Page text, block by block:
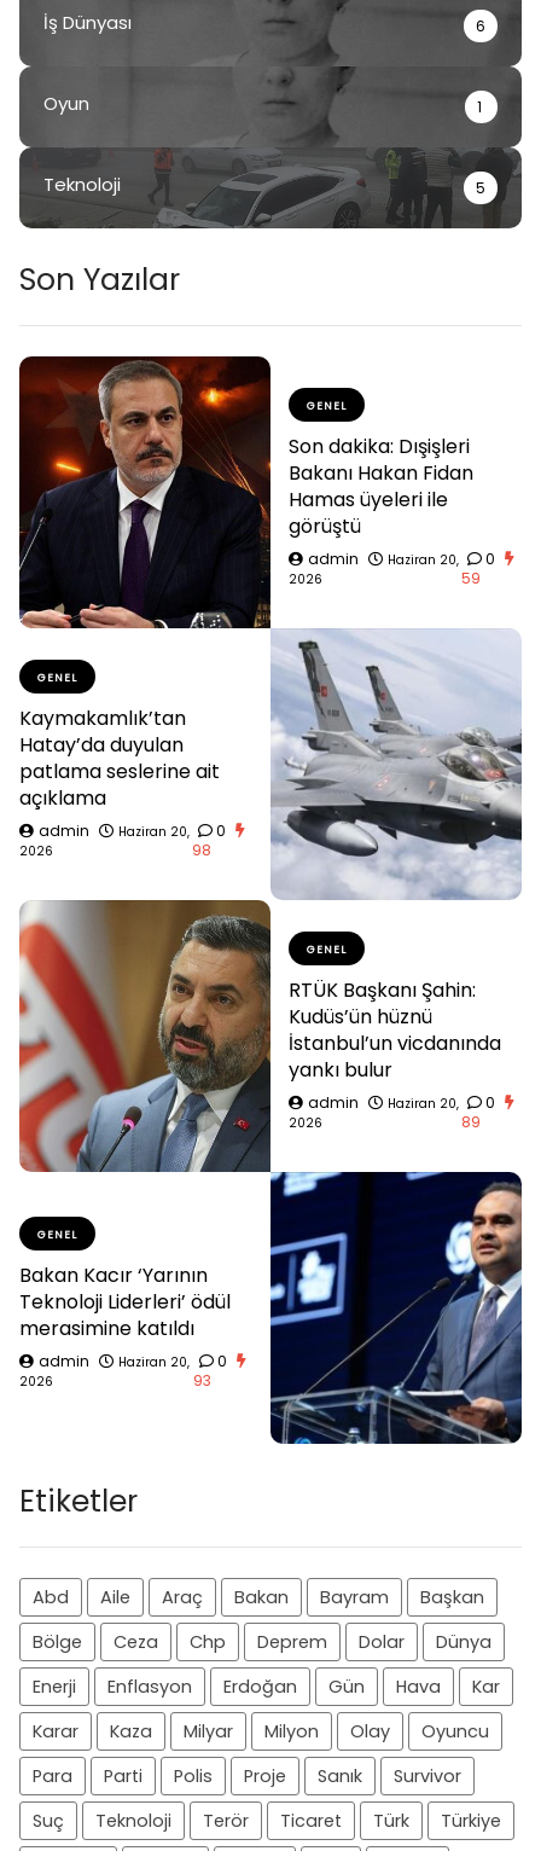
İş Dünyası 6
Oyun 1
Teknoloji 5
Son Yazılar
GENEL
Son dakika: Dışişleri
Bakanı Hakan Fidan
Hamas üyeleri ile
görüştü
admin
Haziran 20,
2026
0
59
GENEL
Kaymakamlık’tan
Hatay’da duyulan
patlama seslerine ait
açıklama
admin
Haziran 20,
2026
0
98
GENEL
RTÜK Başkanı Şahin:
Kudüs’ün hüznü
İstanbul’un vicdanında
yankı bulur
admin
Haziran 20,
2026
0
89
GENEL
Bakan Kacır ‘Yarının
Teknoloji Liderleri’ ödül
merasimine katıldı
admin
Haziran 20,
2026
0
93
Etiketler
Abd Aile Araç Bakan Bayram
Başkan
Bölge
Ceza Chp Deprem Dolar
Dünya
Enerji
Enflasyon Erdoğan Gün Hava
Kar
Karar
Kaza Milyar Milyon Olay
Oyuncu
Para
Parti Polis Proje Sanık
Survivor
Suç
Teknoloji Terör Ticaret Türk Türkiye